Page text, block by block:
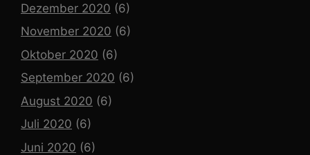
Dezember 2020 (6)
November 2020 (6)
Oktober 2020 (6)
September 2020 (6)
August 2020 (6)
Juli 2020 (6)
Juni 2020 (6)